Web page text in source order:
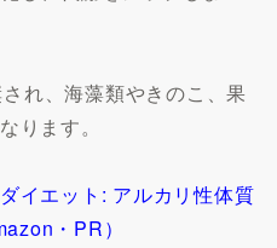
れ、海藻類やきのこ、果
ります。
イエット: アルカリ性体質
・PR）